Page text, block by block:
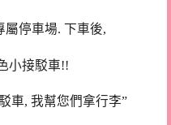
屬停車場. 下車後,
小接駁車!!
車, 我幫您們拿行李”